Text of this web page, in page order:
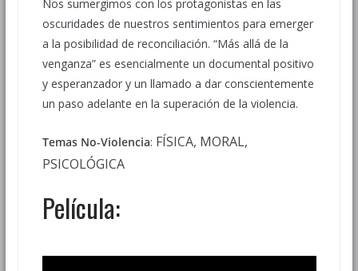
Nos sumergimos con los protagonistas en las
oscuridades de nuestros sentimientos para emerger
a la posibilidad de reconciliación. “Más allá de la
venganza” es esencialmente un documental positivo
y esperanzador y un llamado a dar conscientemente
un paso adelante en la superación de la violencia.
Temas No-Violencia: FÍSICA, MORAL,
PSICOLÓGICA
Película: